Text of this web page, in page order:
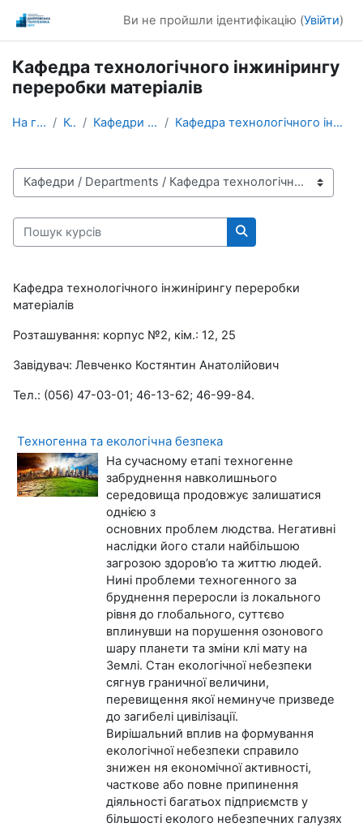
Ви не пройшли ідентифікацію (Увійти)
Кафедра технологічного інжинірингу
переробки матеріалів
На головну Курси Кафедри / Departments Кафедра технологічного інжинірингу переробки матеріалів
Категорії курсів
Пошук курсів
Пошук курсів
Кафедра технологічного інжинірингу переробки
матеріалів
Розташування: корпус №2, кім.: 12, 25
Завідувач: Левченко Костянтин Анатолійович
Тел.: (056) 47-03-01; 46-13-62; 46-99-84.
Техногенна та екологічна безпека
На сучасному етапі техногенне
забруднення навколишнього
середовища продовжує залишатися
однією з
основних проблем людства. Негативні
наслідки його стали найбільшою
загрозою здоров’ю та життю людей.
Нині проблеми техногенного за
бруднення переросли із локального
рівня до глобального, суттєво
вплинувши на порушення озонового
шару планети та зміни клі мату на
Землі. Стан екологічної небезпеки
сягнув граничної величини,
перевищення якої неминуче призведе
до загибелі цивілізації.
Вирішальний вплив на формування
екологічної небезпеки справило
знижен ня економічної активності,
часткове або повне припинення
діяльності багатьох підприємств у
більшості еколого небезпечних галузях